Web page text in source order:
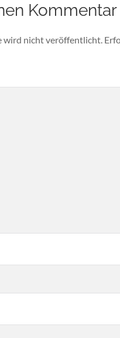
Kommentar
wird nicht veröffentlicht.